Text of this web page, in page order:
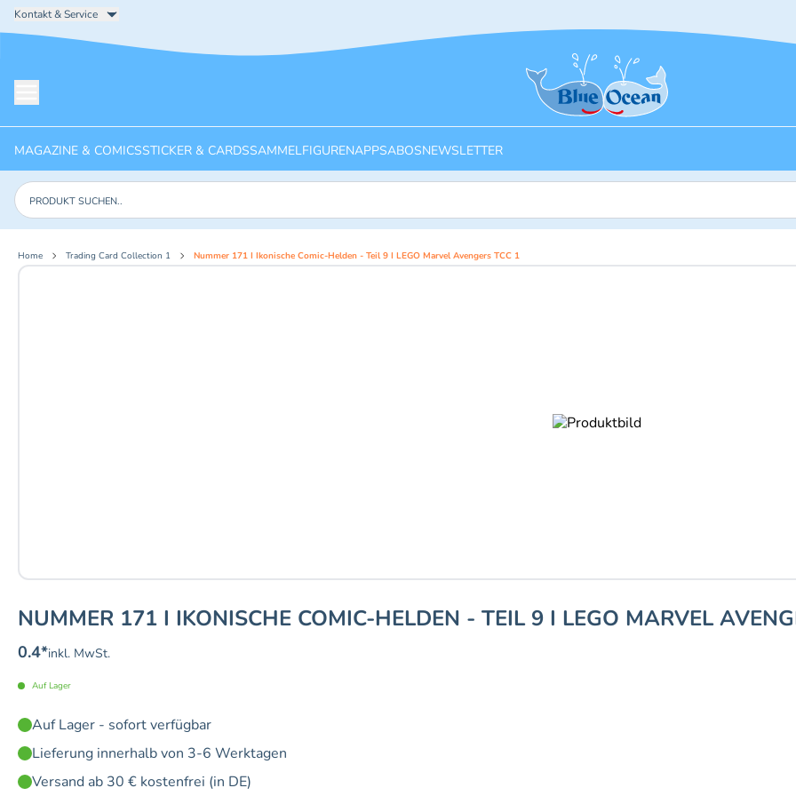
Kontakt & Service
Startseite
MAGAZINE & COMICSSTICKER & CARDSSAMMELFIGURENAPPSABOSNEWSLETTER
Produkte suchen
Home Trading Card Collection 1 Nummer 171 I Ikonische Comic-Helden - Teil 9 I LEGO Marvel Avengers TCC 1
NUMMER 171 I IKONISCHE COMIC-HELDEN - TEIL 9 I LEGO MARVEL
0.4*inkl. MwSt.
Auf Lager
Auf Lager - sofort verfügbar
Lieferung innerhalb von 3-6 Werktagen
Versand ab 30 € kostenfrei (in DE)